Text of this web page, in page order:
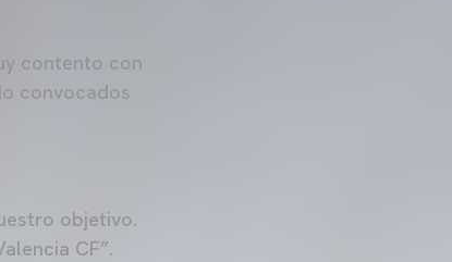
contento con
convocados
objetivo.
CF”.